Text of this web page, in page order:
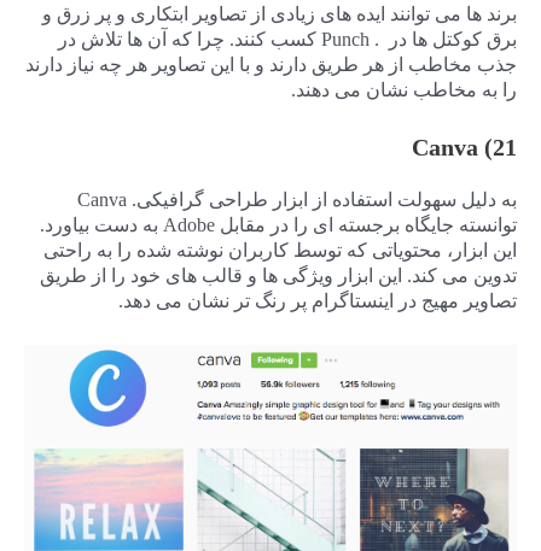
برند ها می توانند ایده های زیادی از تصاویر ابتکاری و پر زرق و
برق کوکتل ها در . Punch کسب کنند. چرا که آن ها تلاش در
جذب مخاطب از هر طریق دارند و با این تصاویر هر چه نیاز دارند
را به مخاطب نشان می دهند.
21) Canva
به دلیل سهولت استفاده از ابزار طراحی گرافیکی. Canva
توانسته جایگاه برجسته ای را در مقابل Adobe به دست بیاورد.
این ابزار، محتویاتی که توسط کاربران نوشته شده را به راحتی
تدوین می کند. این ابزار ویژگی ها و قالب های خود را از طریق
تصاویر مهیج در اینستاگرام پر رنگ تر نشان می دهد.